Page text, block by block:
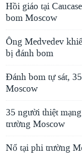
Hồi giáo tại
bom Moscow
Ông Medvedev
bị đánh bom
Đánh bom tự sát,
Moscow
35 người thiệt
trường Moscow
Nổ tại phi trường